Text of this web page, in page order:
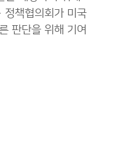
정책협의회가 미국
판단을 위해 기여